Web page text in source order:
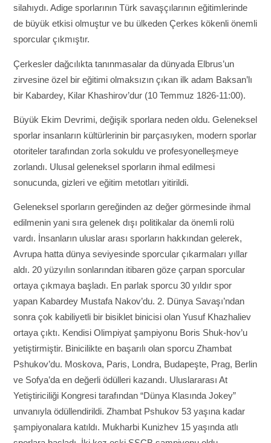
silahıydı. Adige sporlarının Türk savaşçılarının eğitimlerinde
de büyük etkisi olmuştur ve bu ülkeden Çerkes kökenli önemli
sporcular çıkmıştır.
Çerkesler dağcılıkta tanınmasalar da dünyada Elbrus’un
zirvesine özel bir eğitimi olmaksızın çıkan ilk adam Baksan’lı
bir Kabardey, Kilar Khashirov’dur (10 Temmuz 1826-11:00).
Büyük Ekim Devrimi, değişik sporlara neden oldu. Geleneksel
sporlar insanların kültürlerinin bir parçasıyken, modern sporlar
otoriteler tarafından zorla sokuldu ve profesyonelleşmeye
zorlandı. Ulusal geleneksel sporların ihmal edilmesi
sonucunda, gizleri ve eğitim metotları yitirildi.
Geleneksel sporların gereğinden az değer görmesinde ihmal
edilmenin yani sıra gelenek dışı politikalar da önemli rolü
vardı. İnsanların uluslar arası sporların hakkından gelerek,
Avrupa hatta dünya seviyesinde sporcular çıkarmaları yıllar
aldı. 20 yüzyılın sonlarından itibaren göze çarpan sporcular
ortaya çıkmaya başladı. En parlak sporcu 30 yıldır spor
yapan Kabardey Mustafa Nakov’du. 2. Dünya Savaşı’ndan
sonra çok kabiliyetli bir bisiklet binicisi olan Yusuf Khazhaliev
ortaya çıktı. Kendisi Olimpiyat şampiyonu Boris Shuk-hov’u
yetiştirmiştir. Binicilikte en başarılı olan sporcu Zhambat
Pshukov’du. Moskova, Paris, Londra, Budapeşte, Prag, Berlin
ve Sofya’da en değerli ödülleri kazandı. Uluslararası At
Yetiştiriciliği Kongresi tarafından “Dünya Klasında Jokey”
unvanıyla ödüllendirildi. Zhambat Pshukov 53 yaşına kadar
şampiyonalara katıldı. Mukharbi Kunizhev 15 yaşında atlı